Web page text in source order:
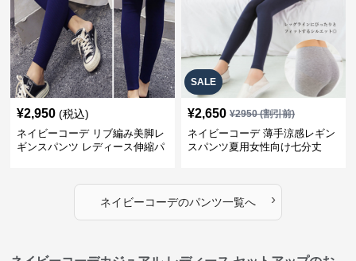
¥2,950 (税込)
ネイビーコーデ リブ編み美脚レ
ギンスパンツ レディース伸縮パ
SALE
¥2,650 ¥2950(割引前)
ネイビーコーデ 薄手涼感レギン
スパンツ夏用女性向け七分丈
ネイビーコーデのパンツ一覧へ ›